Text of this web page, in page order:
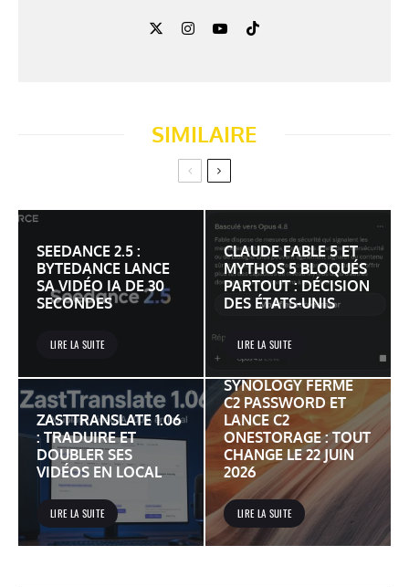
SIMILAIRE
SEEDANCE 2.5 :
BYTEDANCE LANCE
SA VIDÉO IA DE 30
SECONDES
LIRE LA SUITE
CLAUDE FABLE 5 ET
MYTHOS 5 BLOQUÉS
PARTOUT : DÉCISION
DES ÉTATS-UNIS
LIRE LA SUITE
ZASTTRANSLATE 1.06
: TRADUIRE ET
DOUBLER SES
VIDÉOS EN LOCAL
LIRE LA SUITE
SYNOLOGY FERME
C2 PASSWORD ET
LANCE C2
ONESTORAGE : TOUT
CHANGE LE 22 JUIN
2026
LIRE LA SUITE